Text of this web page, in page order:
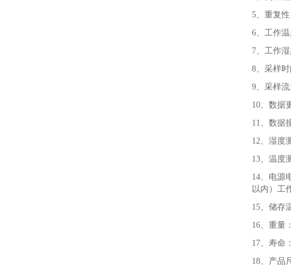
5、重复性
6、工作
7、工作
8、采样
9、采样
10、数据
11、数据
12、湿度
13、温度
14、电源
以内）工
15、储存
16、重量
17、寿命
18、产品